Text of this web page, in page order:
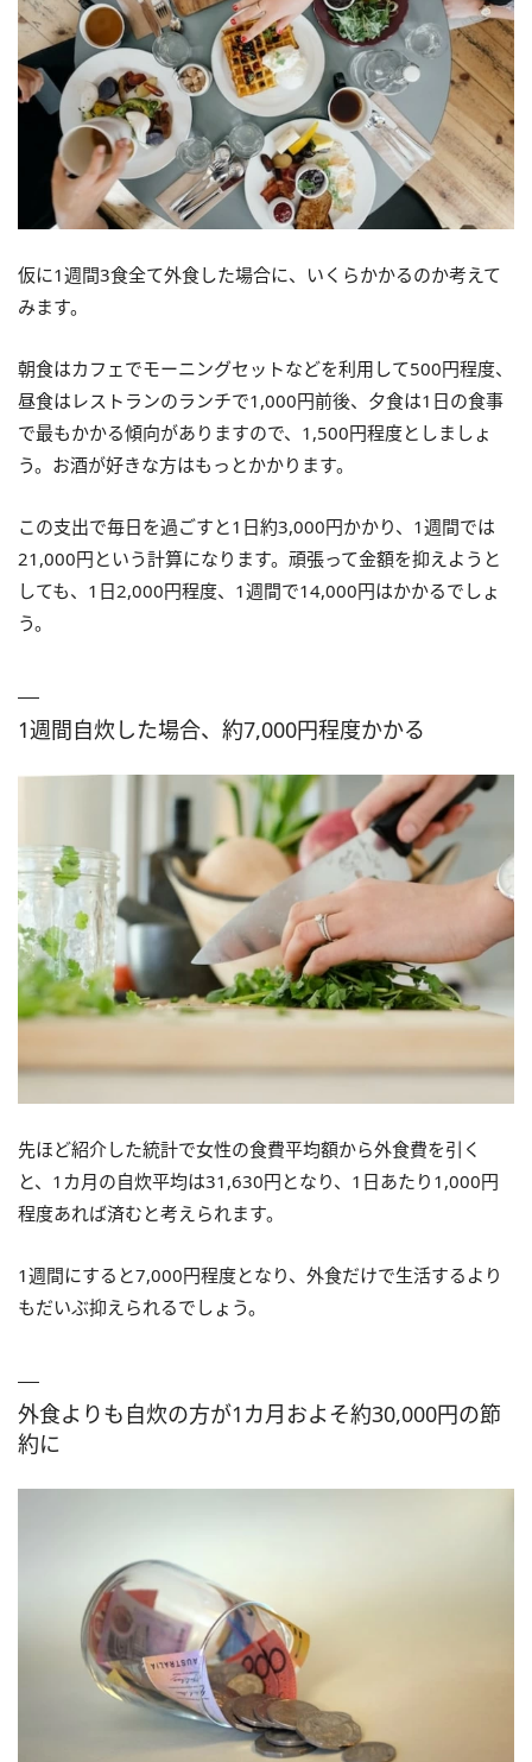
仮に1週間3食全て外食した場合に、いくらかかるのか考えて
みます。
朝食はカフェでモーニングセットなどを利用して500円程度、
昼食はレストランのランチで1,000円前後、夕食は1日の食事
で最もかかる傾向がありますので、1,500円程度としましょ
う。お酒が好きな方はもっとかかります。
この支出で毎日を過ごすと1日約3,000円かかり、1週間では
21,000円という計算になります。頑張って金額を抑えようと
しても、1日2,000円程度、1週間で14,000円はかかるでしょ
う。
1週間自炊した場合、約7,000円程度かかる
先ほど紹介した統計で女性の食費平均額から外食費を引く
と、1カ月の自炊平均は31,630円となり、1日あたり1,000円
程度あれば済むと考えられます。
1週間にすると7,000円程度となり、外食だけで生活するより
もだいぶ抑えられるでしょう。
外食よりも自炊の方が1カ月およそ約30,000円の節
約に